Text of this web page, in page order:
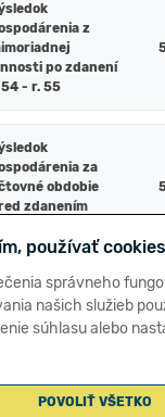
z
po zdanení
- r. 55
za
obdobie
zdanením
podielov na
používať
správneho
našich služieb
súhlasu alebo
POVOLIŤ VŠETKO